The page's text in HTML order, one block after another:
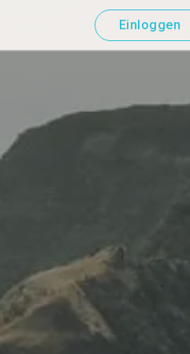
Einloggen